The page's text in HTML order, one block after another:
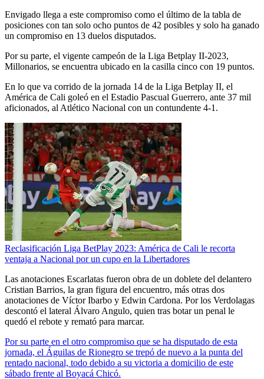
Envigado llega a este compromiso como el último de la tabla de
posiciones con tan solo ocho puntos de 42 posibles y solo ha ganado
un compromiso en 13 duelos disputados.
Por su parte, el vigente campeón de la Liga Betplay II-2023,
Millonarios, se encuentra ubicado en la casilla cinco con 19 puntos.
En lo que va corrido de la jornada 14 de la Liga Betplay II, el
América de Cali goleó en el Estadio Pascual Guerrero, ante 37 mil
aficionados, al Atlético Nacional con un contundente 4-1.
Reclasificación Liga BetPlay 2023: América de Cali le recorta
ventaja a Nacional por un cupo en la Libertadores
Las anotaciones Escarlatas fueron obra de un doblete del delantero
Cristian Barrios, la gran figura del encuentro, más otras dos
anotaciones de Víctor Ibarbo y Edwin Cardona. Por los Verdolagas
descontó el lateral Álvaro Angulo, quien tras botar un penal le
quedó el rebote y remató para marcar.
Por su parte en el otro compromiso que se ha disputado de esta
jornada, el Águilas de Rionegro se trepó de nuevo a la punta del
rentado nacional, todo debido a su victoria a domicilio de este
sábado frente al Boyacá Chicó.